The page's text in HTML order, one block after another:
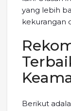
yang lebih
kekurangan
Berikut